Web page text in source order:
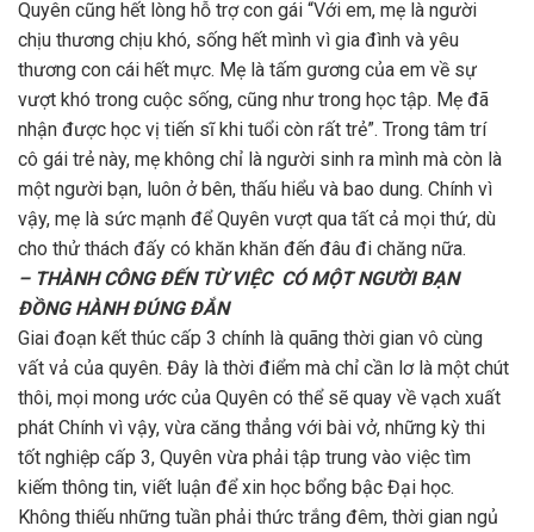
Quyên cũng hết lòng hỗ trợ con gái “Với em, mẹ là người
chịu thương chịu khó, sống hết mình vì gia đình và yêu
thương con cái hết mực. Mẹ là tấm gương của em về sự
vượt khó trong cuộc sống, cũng như trong học tập. Mẹ đã
nhận được học vị tiến sĩ khi tuổi còn rất trẻ”. Trong tâm trí
cô gái trẻ này, mẹ không chỉ là người sinh ra mình mà còn là
một người bạn, luôn ở bên, thấu hiểu và bao dung. Chính vì
vậy, mẹ là sức mạnh để Quyên vượt qua tất cả mọi thứ, dù
cho thử thách đấy có khăn khăn đến đâu đi chăng nữa.
– THÀNH CÔNG ĐẾN TỪ VIỆC CÓ MỘT NGƯỜI BẠN
ĐỒNG HÀNH ĐÚNG ĐẮN
Giai đoạn kết thúc cấp 3 chính là quãng thời gian vô cùng
vất vả của quyên. Đây là thời điểm mà chỉ cần lơ là một chút
thôi, mọi mong ước của Quyên có thể sẽ quay về vạch xuất
phát Chính vì vậy, vừa căng thẳng với bài vở, những kỳ thi
tốt nghiệp cấp 3, Quyên vừa phải tập trung vào việc tìm
kiếm thông tin, viết luận để xin học bổng bậc Đại học.
Không thiếu những tuần phải thức trắng đêm, thời gian ngủ